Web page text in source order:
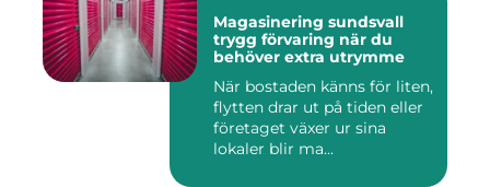
Magasinering sundsvall
trygg förvaring när du
behöver extra utrymme
När bostaden känns för liten,
flytten drar ut på tiden eller
företaget växer ur sina
lokaler blir ma...